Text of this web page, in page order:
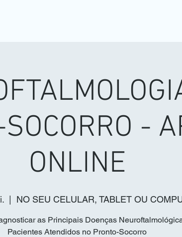
-
ONLINE
NO SEU CELULAR, TABLET OU
as Principais Doenças
Pacientes Atendidos no Pronto-Socorro